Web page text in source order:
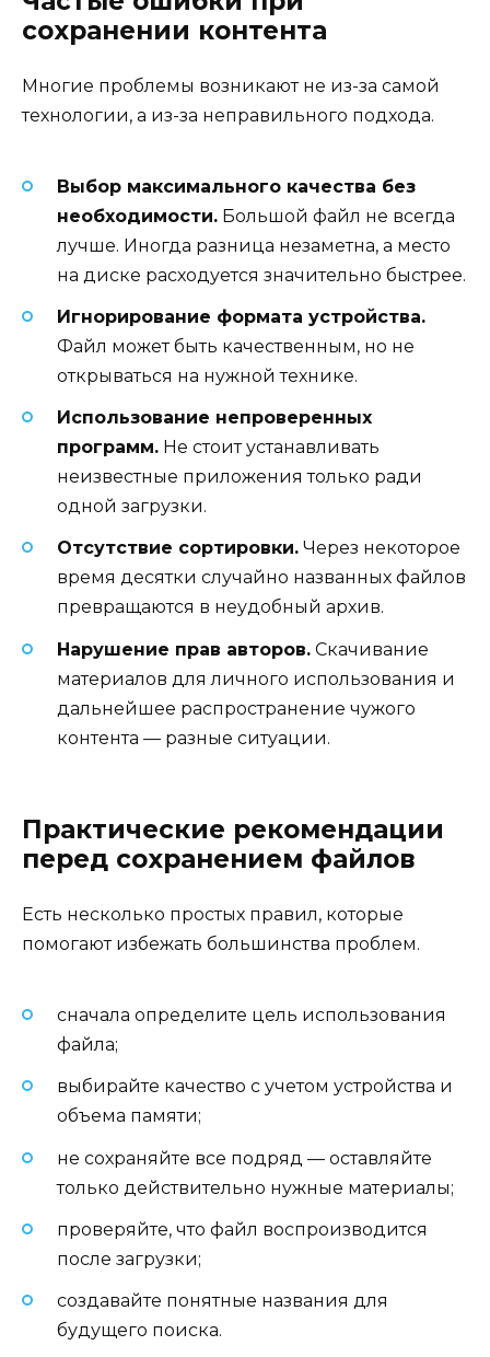
сохранении контента
Многие проблемы возникают не из-за самой
технологии, а из-за неправильного подхода.
Выбор максимального качества без
необходимости. Большой файл не всегда
лучше. Иногда разница незаметна, а место
на диске расходуется значительно быстрее.
Игнорирование формата устройства.
Файл может быть качественным, но не
открываться на нужной технике.
Использование непроверенных
программ. Не стоит устанавливать
неизвестные приложения только ради
одной загрузки.
Отсутствие сортировки. Через некоторое
время десятки случайно названных файлов
превращаются в неудобный архив.
Нарушение прав авторов. Скачивание
материалов для личного использования и
дальнейшее распространение чужого
контента — разные ситуации.
Практические рекомендации
перед сохранением файлов
Есть несколько простых правил, которые
помогают избежать большинства проблем.
сначала определите цель использования
файла;
выбирайте качество с учетом устройства и
объема памяти;
не сохраняйте все подряд — оставляйте
только действительно нужные материалы;
проверяйте, что файл воспроизводится
после загрузки;
создавайте понятные названия для
будущего поиска.